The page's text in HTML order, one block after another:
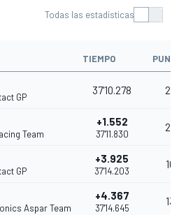
Todas las estadísticas
TIEMPO
GP
37'10.278 25
Team
+1.552
37'11.830
20
GP
+3.925
37'14.203
16
Aspar Team
+4.367
37'14.645
13